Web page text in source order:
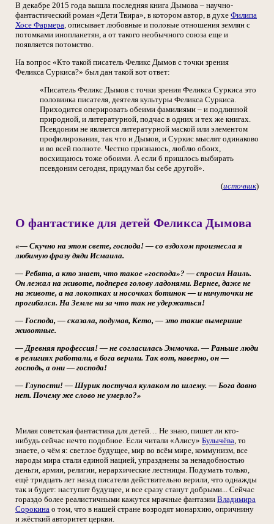
В декабре 2015 года вышла последняя книга Дымова – научно-
фантастический роман «Дети Твира», в котором автор, в духе Филипа
Хосе Фармера, описывает любовные и половые отношения землян с
потомками инопланетян, а от такого необычного союза еще и
появляется потомство.
На вопрос «Кто такой писатель Феликс Дымов с точки зрения
Феликса Суркиса?» был дан такой вот ответ:
«Писатель Феликс Дымов с точки зрения Феликса Суркиса это
половинка писателя, деятеля культуры Феликса Суркиса.
Приходится оперировать обеими фамилиями – и подлинной
природной, и литературной, подчас в одних и тех же книгах.
Псевдоним не является литературной маской или элементом
профилирования, так что и Дымов, и Суркис мыслят одинаково
и во всей полноте. Честно признаюсь, люблю обоих,
восхищаюсь тоже обоими. А если б пришлось выбирать
псевдоним сегодня, придумал бы себе другой».
(источник)
О фантастике для детей Феликса Дымова
«— Скучно на этом свете, господа! — со вздохом произнесла я
любимую фразу дяди Исмаила.
— Ребята, а кто знает, что такое «господа»? — спросил Наиль.
Он лежал на животе, подперев голову ладонями. Вернее, даже не
на животе, а на локотках и носочках ботинок — и ничуточки не
прогибался. На Земле ни за что так не удержаться!
— Господа, — сказала, подумав, Кето, — это такие вымершие
животные.
— Древняя профессия! — не согласилась Эммочка. — Раньше люди
в религиях работали, в бога верили. Так вот, наверно, он —
господь, а они — господа!
— Глупости! — Шурик постучал кулаком по шлему. — Бога давно
нет. Почему же слово не умерло?»
Милая советская фантастика для детей… Не знаю, пишет ли кто-
нибудь сейчас нечто подобное. Если читали «Алису» Булычёва, то
знаете, о чём я: светлое будущее, мир во всём мире, коммунизм, все
народы мира стали единой нацией, упразднены за ненадобностью
деньги, армии, религии, иерархические лестницы. Подумать только,
ещё тридцать лет назад писатели действительно верили, что однажды
так и будет: наступит будущее, и все сразу станут добрыми... Сейчас
гораздо более реалистичными кажутся мрачные фантазии Владимира
Сорокина о том, что в нашей стране возродят монархию, опричнину
и жёсткий авторитет церкви.